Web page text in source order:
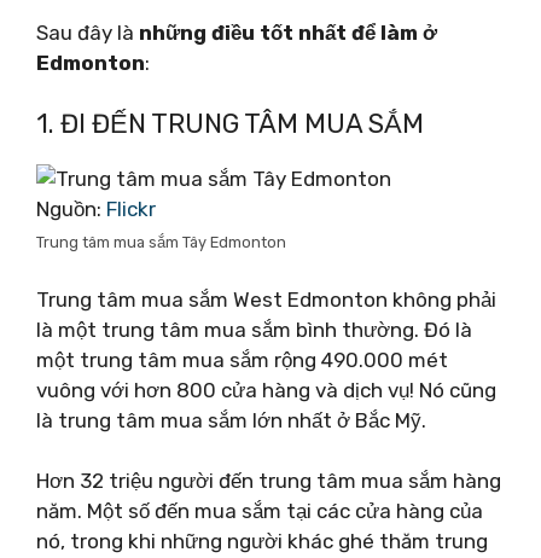
Sau đây là những điều tốt nhất để làm ở
Edmonton:
1. ĐI ĐẾN TRUNG TÂM MUA SẮM
Nguồn: Flickr
Trung tâm mua sắm Tây Edmonton
Trung tâm mua sắm West Edmonton không phải
là một trung tâm mua sắm bình thường. Đó là
một trung tâm mua sắm rộng 490.000 mét
vuông với hơn 800 cửa hàng và dịch vụ! Nó cũng
là trung tâm mua sắm lớn nhất ở Bắc Mỹ.
Hơn 32 triệu người đến trung tâm mua sắm hàng
năm. Một số đến mua sắm tại các cửa hàng của
nó, trong khi những người khác ghé thăm trung